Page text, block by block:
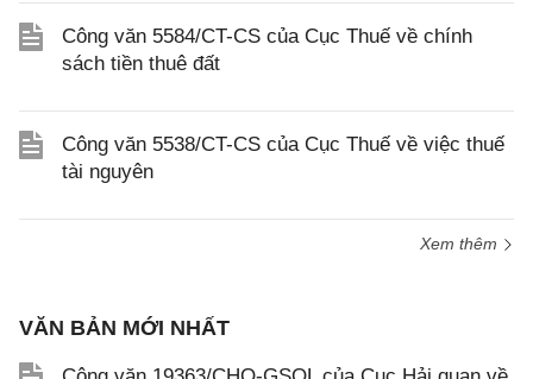
Công văn 5584/CT-CS của Cục Thuế về chính
sách tiền thuê đất
Công văn 5538/CT-CS của Cục Thuế về việc thuế
tài nguyên
Xem thêm
VĂN BẢN MỚI NHẤT